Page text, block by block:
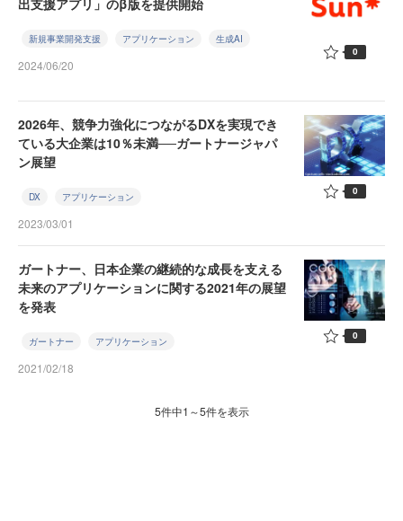
出支援アプリ」のβ版を提供開始
新規事業開発支援 アプリケーション 生成AI
2024/06/20
0
2026年、競争力強化につながるDXを実現でき
ている大企業は10％未満──ガートナージャパ
ン展望
DX アプリケーション
2023/03/01
0
ガートナー、日本企業の継続的な成長を支える
未来のアプリケーションに関する2021年の展望
を発表
ガートナー アプリケーション
2021/02/18
0
5件中1～5件を表示